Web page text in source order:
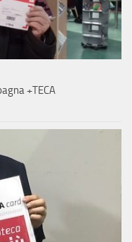
+TECA